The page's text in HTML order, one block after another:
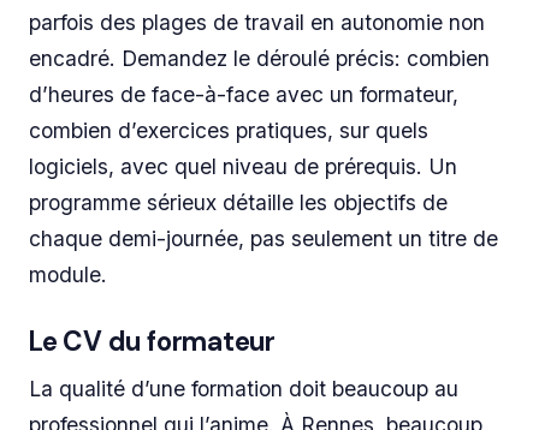
parfois des plages de travail en autonomie non
encadré. Demandez le déroulé précis: combien
d’heures de face-à-face avec un formateur,
combien d’exercices pratiques, sur quels
logiciels, avec quel niveau de prérequis. Un
programme sérieux détaille les objectifs de
chaque demi-journée, pas seulement un titre de
module.
Le CV du formateur
La qualité d’une formation doit beaucoup au
professionnel qui l’anime. À Rennes, beaucoup